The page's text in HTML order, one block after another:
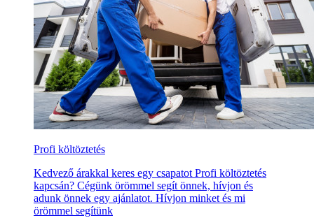
Profi költöztetés
Kedvező árakkal keres egy csapatot Profi költöztetés
kapcsán? Cégünk örömmel segít önnek, hívjon és
adunk önnek egy ajánlatot. Hívjon minket és mi
örömmel segítünk